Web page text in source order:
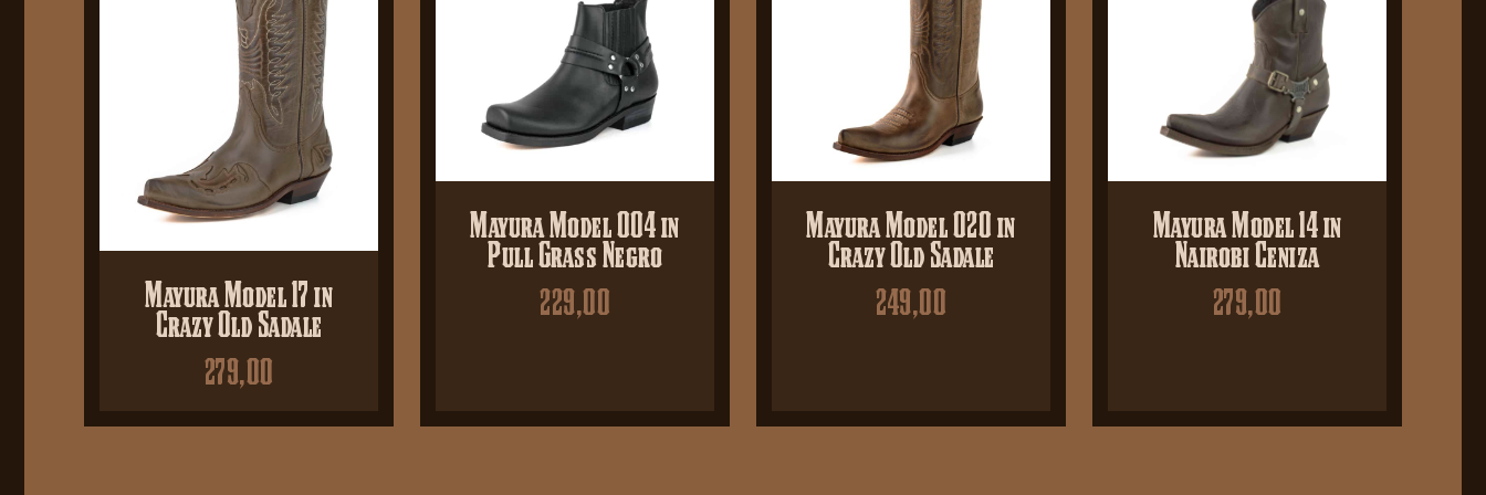
Mayura Model 17 in
Crazy Old Sadale
279,00
Mayura Model 004 in
Pull Grass Negro
229,00
Mayura Model 020 in
Crazy Old Sadale
249,00
Mayura Model 14 in
Nairobi Ceniza
279,00